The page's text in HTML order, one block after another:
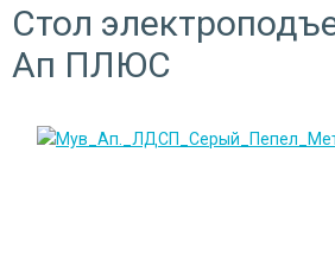
Стол
Ап ПЛЮС